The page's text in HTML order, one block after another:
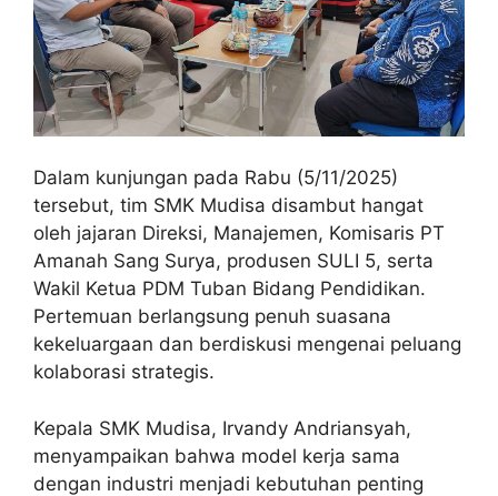
Dalam kunjungan pada Rabu (5/11/2025)
tersebut, tim SMK Mudisa disambut hangat
oleh jajaran Direksi, Manajemen, Komisaris PT
Amanah Sang Surya, produsen SULI 5, serta
Wakil Ketua PDM Tuban Bidang Pendidikan.
Pertemuan berlangsung penuh suasana
kekeluargaan dan berdiskusi mengenai peluang
kolaborasi strategis.
Kepala SMK Mudisa, Irvandy Andriansyah,
menyampaikan bahwa model kerja sama
dengan industri menjadi kebutuhan penting